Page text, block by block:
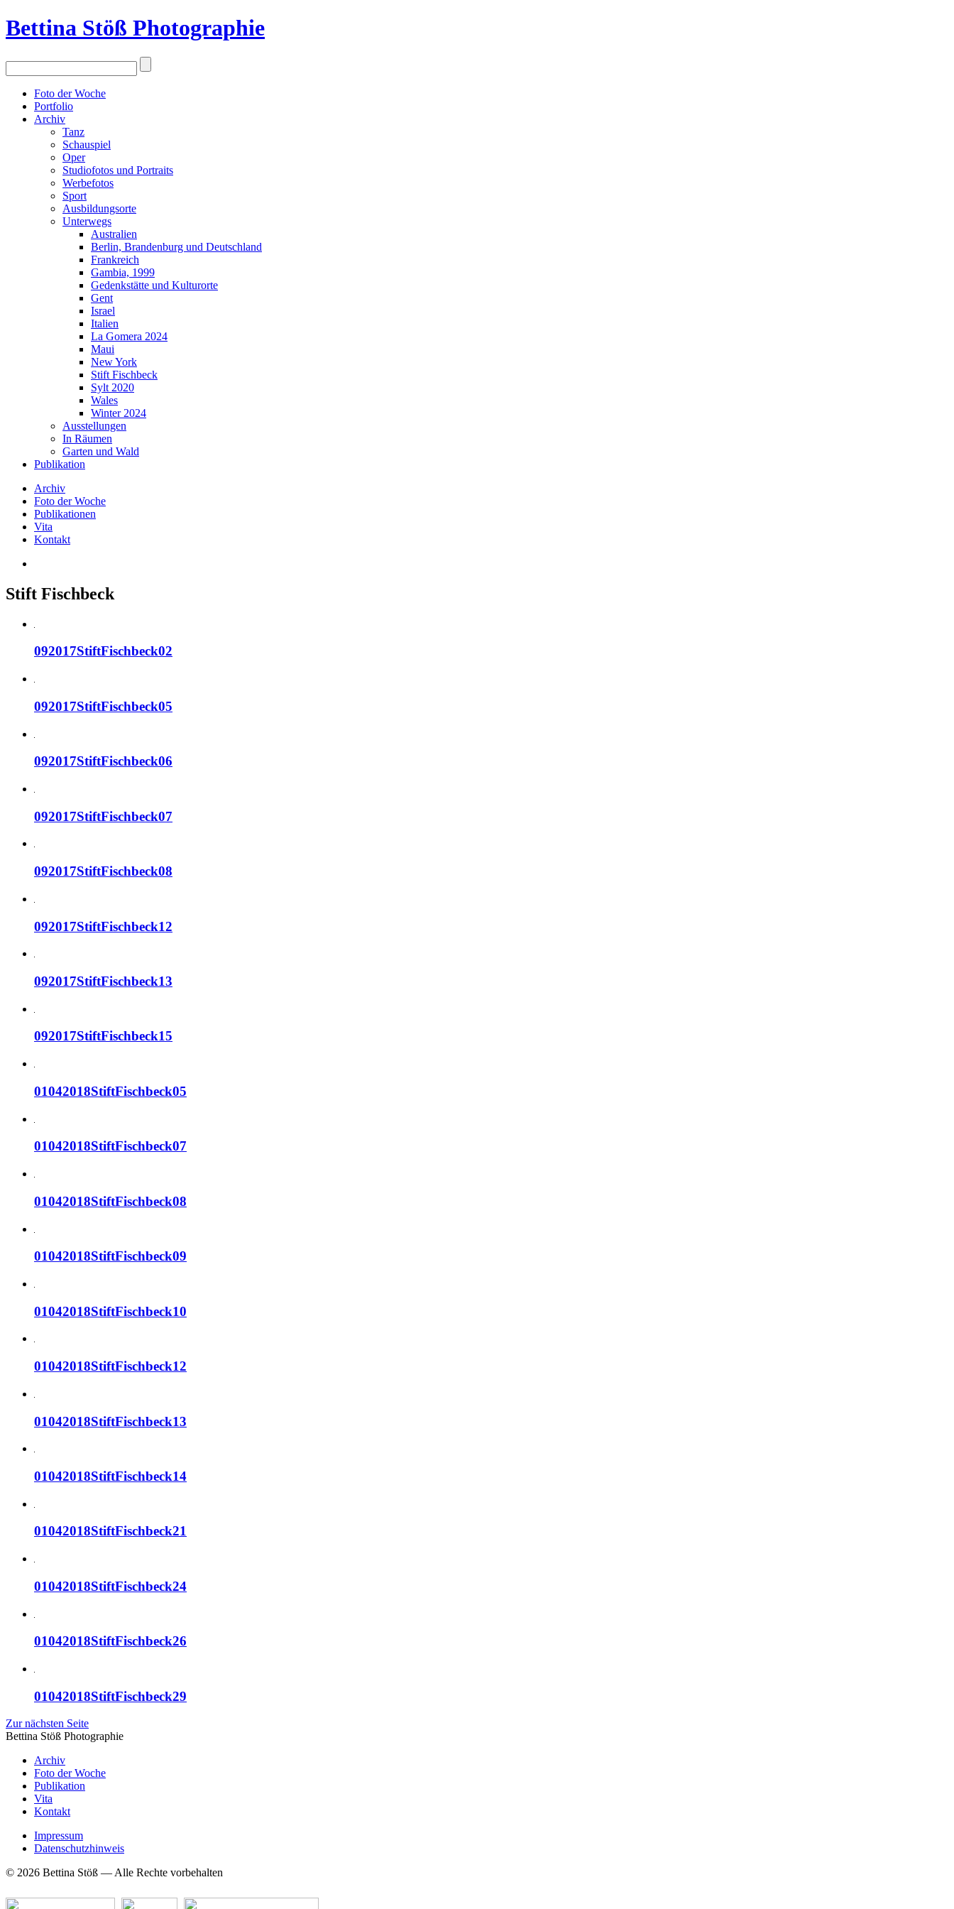
Bettina Stöß Photographie
Foto der Woche
Portfolio
Archiv
Tanz
Schauspiel
Oper
Studiofotos und Portraits
Werbefotos
Sport
Ausbildungsorte
Unterwegs
Australien
Berlin, Brandenburg und Deutschland
Frankreich
Gambia, 1999
Gedenkstätte und Kulturorte
Gent
Israel
Italien
La Gomera 2024
Maui
New York
Stift Fischbeck
Sylt 2020
Wales
Winter 2024
Ausstellungen
In Räumen
Garten und Wald
Publikation
Archiv
Foto der Woche
Publikationen
Vita
Kontakt
Stift Fischbeck
092017StiftFischbeck02
092017StiftFischbeck05
092017StiftFischbeck06
092017StiftFischbeck07
092017StiftFischbeck08
092017StiftFischbeck12
092017StiftFischbeck13
092017StiftFischbeck15
01042018StiftFischbeck05
01042018StiftFischbeck07
01042018StiftFischbeck08
01042018StiftFischbeck09
01042018StiftFischbeck10
01042018StiftFischbeck12
01042018StiftFischbeck13
01042018StiftFischbeck14
01042018StiftFischbeck21
01042018StiftFischbeck24
01042018StiftFischbeck26
01042018StiftFischbeck29
Zur nächsten Seite
Bettina Stöß Photographie
Archiv
Foto der Woche
Publikation
Vita
Kontakt
Impressum
Datenschutzhinweis
© 2026 Bettina Stöß — Alle Rechte vorbehalten